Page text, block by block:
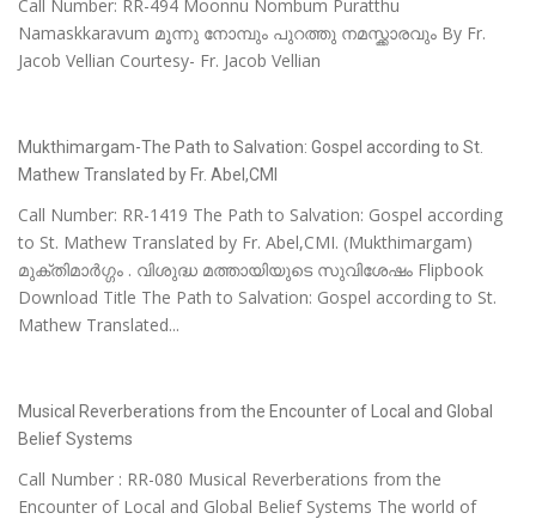
Call Number: RR-494 Moonnu Nombum Puratthu
Namaskkaravum മൂന്നു നോമ്പും പുറത്തു നമസ്ക്കാരവും By Fr.
Jacob Vellian Courtesy- Fr. Jacob Vellian
Mukthimargam-The Path to Salvation: Gospel according to St.
Mathew Translated by Fr. Abel,CMI
Call Number: RR-1419 The Path to Salvation: Gospel according
to St. Mathew Translated by Fr. Abel,CMI. (Mukthimargam)
മുക്തിമാർഗ്ഗം . വിശുദ്ധ മത്തായിയുടെ സുവിശേഷം Flipbook
Download Title The Path to Salvation: Gospel according to St.
Mathew Translated...
Musical Reverberations from the Encounter of Local and Global
Belief Systems
Call Number : RR-080 Musical Reverberations from the
Encounter of Local and Global Belief Systems The world of